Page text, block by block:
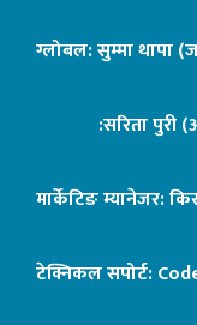
ग्लोबल: सुम्मा थापा
:सरिता पुरी
मार्केटिङ म्यानेजर:
टेक्निकल सपोर्ट: